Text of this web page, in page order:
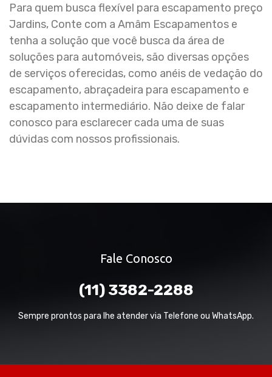
Para quem busca flexível para escapamento preço
Jardins, Conte com a Amâm Escapamentos e
tenha a solução que você busca da área de
soluções para automóveis, são diversas opções
de serviços oferecidas, como anéis de vedação do
escapamento, abraçadeira para escapamento e
escapamento intermediário. Não deixe de falar
conosco para esclarecer cada uma de suas
dúvidas com nossos profissionais.
Fale Conosco
(11) 3382-2288
Sempre prontos para lhe atender via Telefone ou WhatsApp.